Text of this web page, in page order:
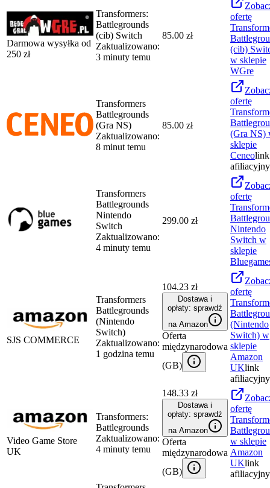
Darmowa wysyłka od
250 zł
Transformers:
Battlegrounds
(cib) Switch
Zaktualizowano:
3 minuty temu
85.00 zł
ofertę
(cib)
w sklepie
WGre
Transformers
Battlegrounds
(Gra NS)
Zaktualizowano:
8 minut temu
85.00 zł
ofertę
(Gra NS)
sklepie
Ceneolink
afiliacyjny
Transformers
Battlegrounds
Nintendo
Switch
Zaktualizowano:
4 minuty temu
299.00 zł
ofertę
Nintendo
Switch w
sklepie
SJS COMMERCE
Transformers
Battlegrounds
(Nintendo
Switch)
Zaktualizowano:
1 godzina temu
104.23 zł
Dostawa i
opłaty: sprawdź
na Amazon
Oferta
międzynarodowa
(GB)
ofertę
(Nintendo
Switch) w
sklepie
Amazon
UKlink
afiliacyjny
Video Game Store
UK
Transformers:
Battlegrounds
Zaktualizowano:
4 minuty temu
148.33 zł
Dostawa i
opłaty: sprawdź
na Amazon
Oferta
międzynarodowa
(GB)
ofertę
w sklepie
Amazon
UKlink
afiliacyjny